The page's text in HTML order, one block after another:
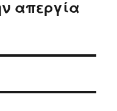
απεργία